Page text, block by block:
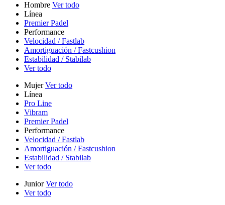
Hombre Ver todo
Línea
Premier Padel
Performance
Velocidad / Fastlab
Amortiguación / Fastcushion
Estabilidad / Stabilab
Ver todo
MujerVer todo
Línea
Pro Line
Vibram
Premier Padel
Performance
Velocidad / Fastlab
Amortiguación / Fastcushion
Estabilidad / Stabilab
Ver todo
JuniorVer todo
Ver todo